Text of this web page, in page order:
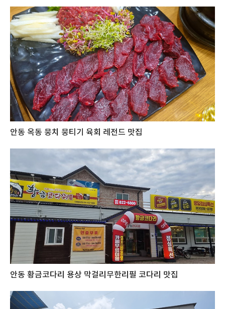
안동 옥동 뭉치 뭉티기 육회 레전드 맛집
안동 황금코다리 용상 막걸리무한리필 코다리 맛집